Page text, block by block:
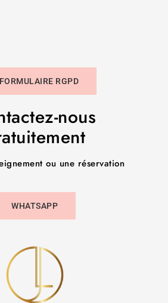
FORMULAIRE RGPD
nous
ou une réservation
WHATSAPP